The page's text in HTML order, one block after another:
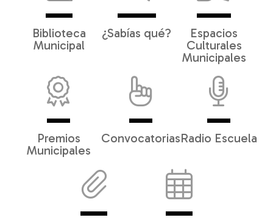
Biblioteca
Municipal
¿Sabías qué?
Espacios
Culturales
Municipales
Premios
Municipales
ConvocatoriasRadio Escuela